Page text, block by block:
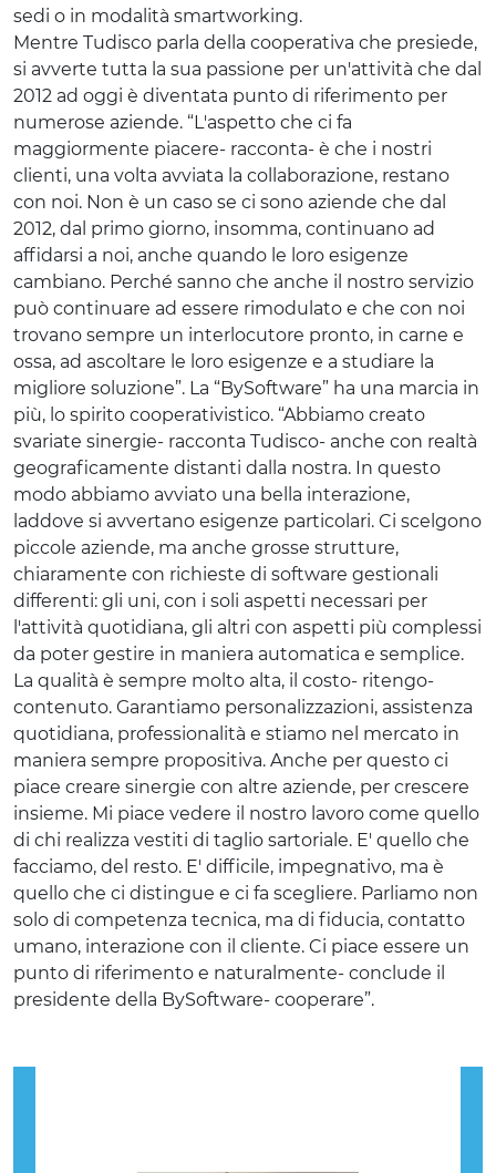
sedi o in modalità smartworking.
Mentre Tudisco parla della cooperativa che presiede,
si avverte tutta la sua passione per un'attività che dal
2012 ad oggi è diventata punto di riferimento per
numerose aziende. “L'aspetto che ci fa
maggiormente piacere- racconta- è che i nostri
clienti, una volta avviata la collaborazione, restano
con noi. Non è un caso se ci sono aziende che dal
2012, dal primo giorno, insomma, continuano ad
affidarsi a noi, anche quando le loro esigenze
cambiano. Perché sanno che anche il nostro servizio
può continuare ad essere rimodulato e che con noi
trovano sempre un interlocutore pronto, in carne e
ossa, ad ascoltare le loro esigenze e a studiare la
migliore soluzione”. La “BySoftware” ha una marcia in
più, lo spirito cooperativistico. “Abbiamo creato
svariate sinergie- racconta Tudisco- anche con realtà
geograficamente distanti dalla nostra. In questo
modo abbiamo avviato una bella interazione,
laddove si avvertano esigenze particolari. Ci scelgono
piccole aziende, ma anche grosse strutture,
chiaramente con richieste di software gestionali
differenti: gli uni, con i soli aspetti necessari per
l'attività quotidiana, gli altri con aspetti più complessi
da poter gestire in maniera automatica e semplice.
La qualità è sempre molto alta, il costo- ritengo-
contenuto. Garantiamo personalizzazioni, assistenza
quotidiana, professionalità e stiamo nel mercato in
maniera sempre propositiva. Anche per questo ci
piace creare sinergie con altre aziende, per crescere
insieme. Mi piace vedere il nostro lavoro come quello
di chi realizza vestiti di taglio sartoriale. E' quello che
facciamo, del resto. E' difficile, impegnativo, ma è
quello che ci distingue e ci fa scegliere. Parliamo non
solo di competenza tecnica, ma di fiducia, contatto
umano, interazione con il cliente. Ci piace essere un
punto di riferimento e naturalmente- conclude il
presidente della BySoftware- cooperare”.